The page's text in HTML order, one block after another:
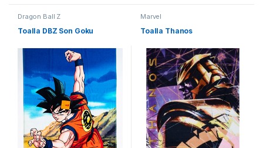
Dragon Ball Z
Toalla DBZ Son Goku
Marvel
Toalla Thanos